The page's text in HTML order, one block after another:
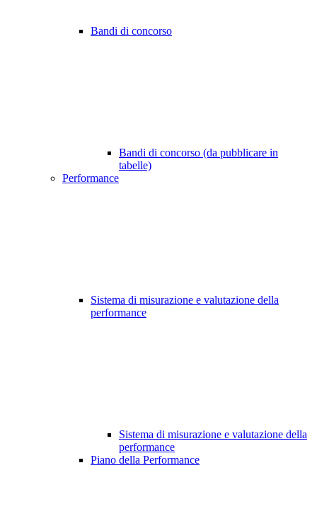
Bandi di concorso
Bandi di concorso (da pubblicare in
tabelle)
Performance
Sistema di misurazione e valutazione della
performance
Sistema di misurazione e valutazione della
performance
Piano della Performance